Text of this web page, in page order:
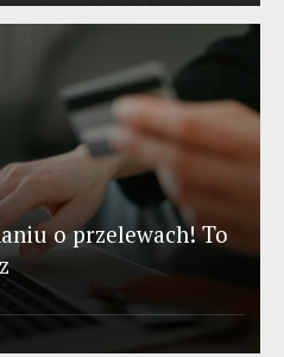
o przelewach! To